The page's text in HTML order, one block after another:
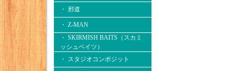
・ 邪道
・ Z-MAN
・ SKIRMISH BAITS（スカミ
ッシュベイツ）
・ スタジオコンポジット